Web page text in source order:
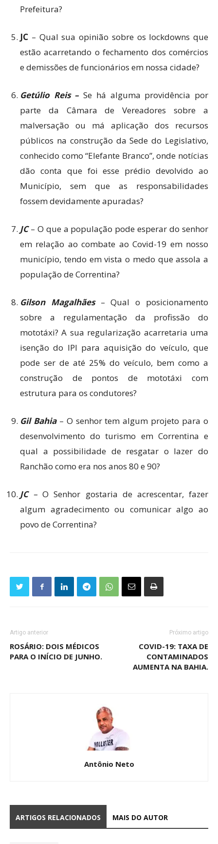
Prefeitura?
JC – Qual sua opinião sobre os lockdowns que
estão acarretando o fechamento dos comércios
e demissões de funcionários em nossa cidade?
Getúlio Reis – Se há alguma providência por
parte da Câmara de Vereadores sobre a
malversação ou má aplicação dos recursos
públicos na construção da Sede do Legislativo,
conhecido como “Elefante Branco”, onde notícias
dão conta que foi esse prédio devolvido ao
Município, sem que as responsabilidades
fossem devidamente apuradas?
JC– O que a população pode esperar do senhor
em relação ao combate ao Covid-19 em nosso
município, tendo em vista o medo que assola a
população de Correntina?
Gilson Magalhães– Qual o posicionamento
sobre a regulamentação da profissão do
mototáxi? A sua regularização acarretaria uma
isenção do IPI para aquisição do veículo, que
pode ser de até 25% do veículo, bem como a
construção de pontos de mototáxi com
estrutura para os condutores?
Gil Bahia – O senhor tem algum projeto para o
desenvolvimento do turismo em Correntina e
qual a possibilidade de resgatar o lazer do
Ranchão como era nos anos 80 e 90?
JC –O Senhor gostaria de acrescentar, fazer
algum agradecimento ou comunicar algo ao
povo de Correntina?
Artigo anterior
ROSÁRIO: DOIS MÉDICOS
PARA O INÍCIO DE JUNHO.
Próximo artigo
COVID-19: TAXA DE
CONTAMINADOS
AUMENTA NA BAHIA.
Antônio Neto
ARTIGOS RELACIONADOS MAIS DO AUTOR